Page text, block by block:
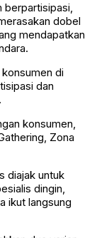
berpartisipasi,
dobel
mendapatkan
di
dan
konsumen,
Zona
diajak untuk
dingin,
ikut langsung